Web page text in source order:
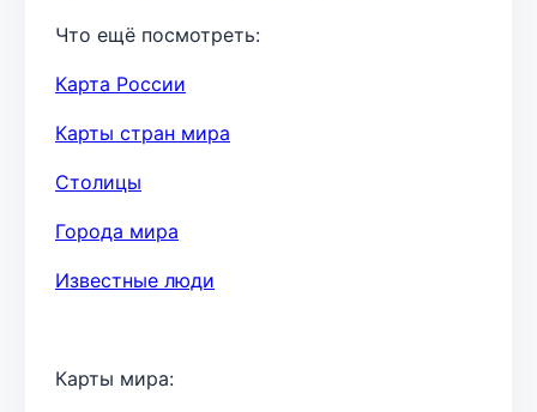
Что ещё посмотреть:
Карта России
Карты стран мира
Столицы
Города мира
Известные люди
Карты мира: